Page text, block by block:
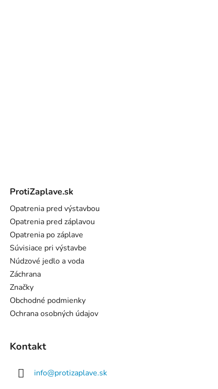
ProtiZaplave.sk
Opatrenia pred výstavbou
Opatrenia pred záplavou
Opatrenia po záplave
Súvisiace pri výstavbe
Núdzové jedlo a voda
Záchrana
Značky
Obchodné podmienky
Ochrana osobných údajov
Kontakt
info@protizaplave.sk